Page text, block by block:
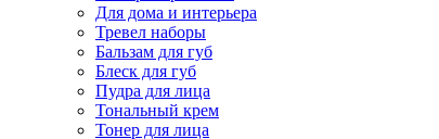
Для дома и интерьера
Тревел наборы
Бальзам для губ
Блеск для губ
Пудра для лица
Тональный крем
Тонер для лица